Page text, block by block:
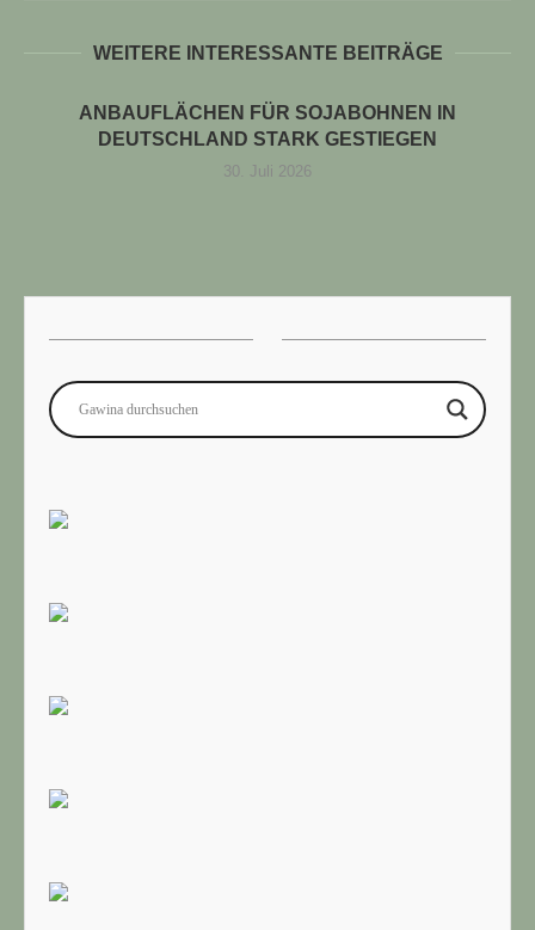
WEITERE INTERESSANTE BEITRÄGE
ANBAUFLÄCHEN FÜR SOJABOHNEN IN
DEUTSCHLAND STARK GESTIEGEN
30. Juli 2026